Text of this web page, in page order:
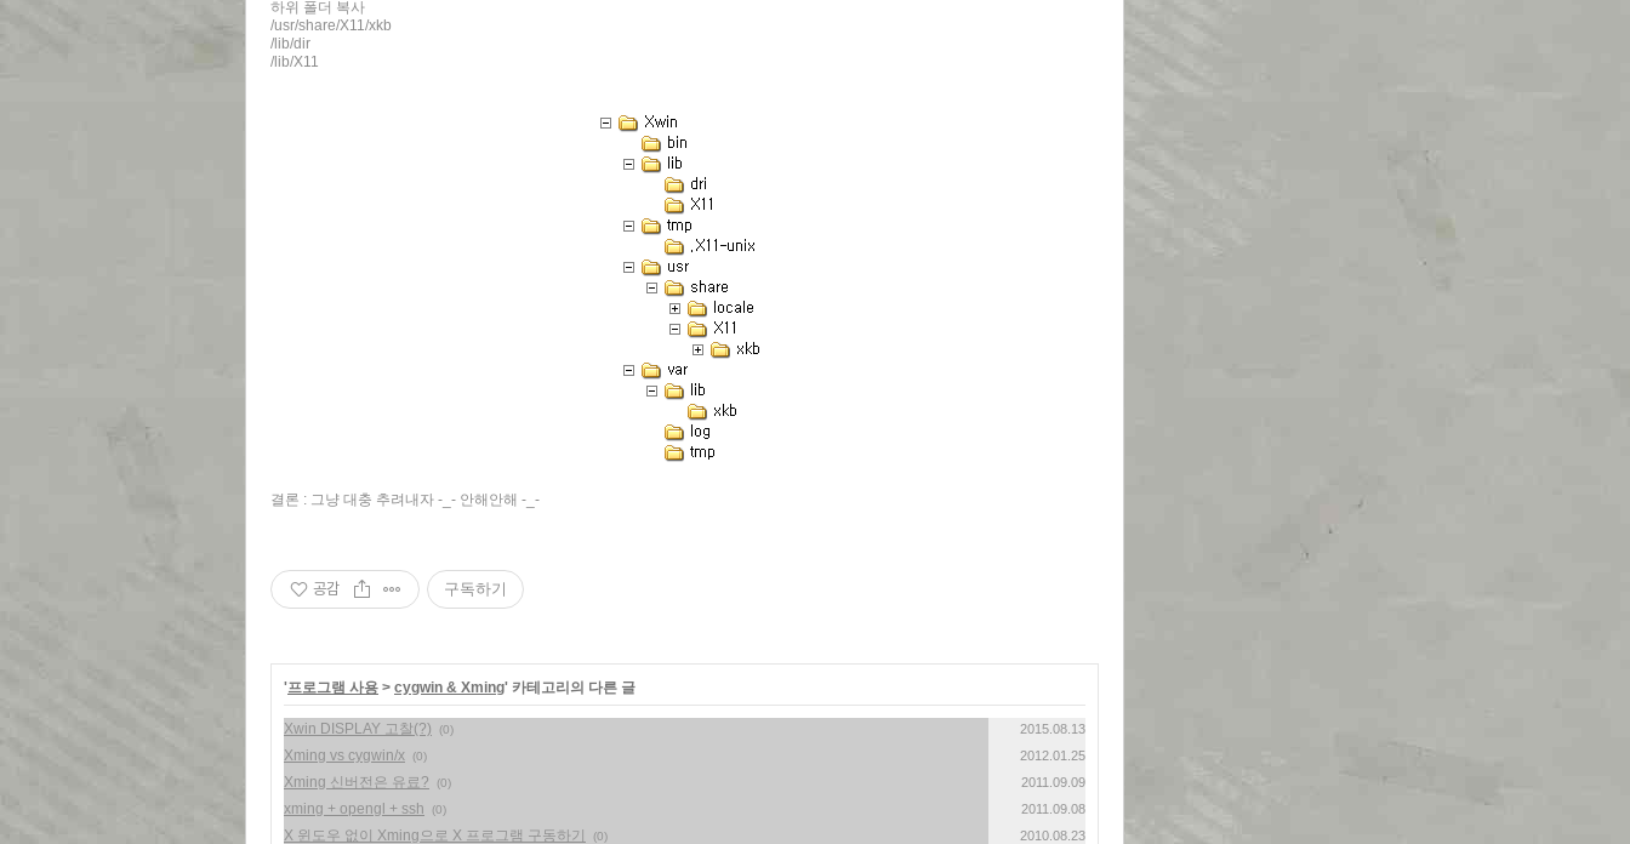
하위 폴더 복사
/usr/share/X11/xkb
/lib/dir
/lib/X11
결론 : 그냥 대충 추려내자 -_- 안해안해 -_-
공감 구독하기
'프로그램 사용 > cygwin & Xming' 카테고리의 다른 글
Xwin DISPLAY 고찰(?) (0) 2015.08.13
Xming vs cygwin/x (0) 2012.01.25
Xming 신버전은 유료? (0) 2011.09.09
xming + opengl + ssh (0) 2011.09.08
X 윈도우 없이 Xming으로 X 프로그램 구동하기 (0) 2010.08.23